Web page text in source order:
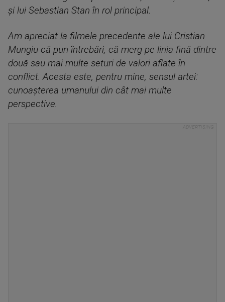
și lui Sebastian Stan în rol principal.
Am apreciat la filmele precedente ale lui Cristian
Mungiu că pun întrebări, că merg pe linia fină dintre
două sau mai multe seturi de valori aflate în
conflict. Acesta este, pentru mine, sensul artei:
cunoașterea umanului din cât mai multe
perspective.